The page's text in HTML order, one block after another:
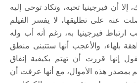
أن فيرجينيا تحبه، وتكاد توحى إليه
عنه على تطليقها، لا يفسر الفيلم
ارتباط فيرجينيا به، رغم أنه أب وله
بلهاء، والأعجب أنها ستتبنى منطق
إنها قررت أن تهتم بكيفية إنفاق
بمصدر هذه الأموال، مع أنها عرفت أن